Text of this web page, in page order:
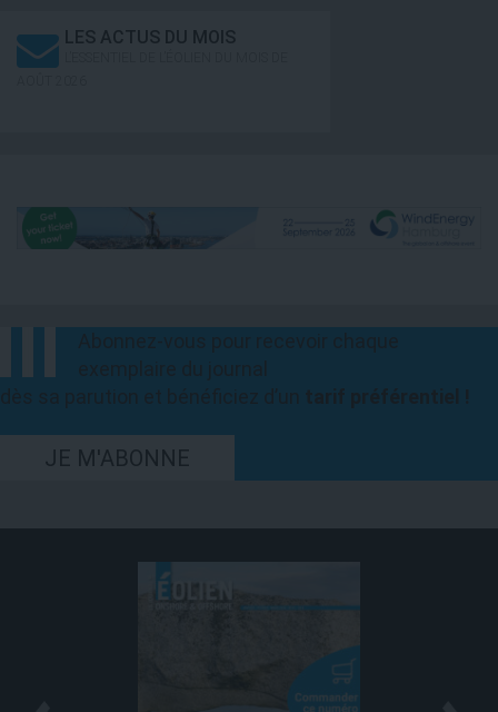
LES ACTUS DU MOIS
JE M'ABONNE